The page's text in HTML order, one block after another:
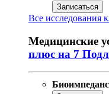
Записаться
Все исследования
Медицинские
плюс на 7